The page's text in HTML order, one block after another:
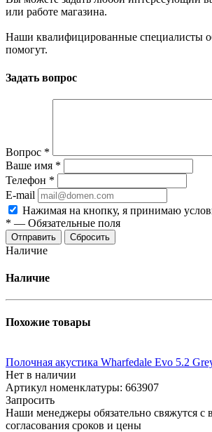
или работе магазина.
Наши квалифицированные специалисты
помогут.
Задать вопрос
Вопрос *
Ваше имя *
Телефон *
E-mail
Нажимая на кнопку, я принимаю
* — Обязательные поля
Отправить Сбросить
Наличие
Наличие
Похожие товары
Полочная акустика Wharfedale Evo 5.2
Нет в наличии
Артикул номенклатуры: 663907
Запросить
Наши менеджеры обязательно свяжутся с
согласования сроков и цены